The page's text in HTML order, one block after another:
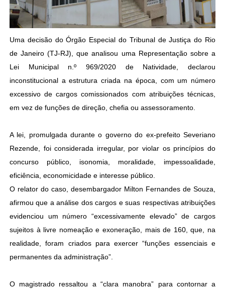
Uma decisão do Órgão Especial do Tribunal de Justiça do Rio
de Janeiro (TJ-RJ), que analisou uma Representação sobre a
Lei Municipal n.º 969/2020 de Natividade, declarou
inconstitucional a estrutura criada na época, com um número
excessivo de cargos comissionados com atribuições técnicas,
em vez de funções de direção, chefia ou assessoramento.
A lei, promulgada durante o governo do ex-prefeito Severiano
Rezende, foi considerada irregular, por violar os princípios do
concurso público, isonomia, moralidade, impessoalidade,
eficiência, economicidade e interesse público.
O relator do caso, desembargador Milton Fernandes de Souza,
afirmou que a análise dos cargos e suas respectivas atribuições
evidenciou um número “excessivamente elevado” de cargos
sujeitos à livre nomeação e exoneração, mais de 160, que, na
realidade, foram criados para exercer “funções essenciais e
permanentes da administração”.
O magistrado ressaltou a “clara manobra” para contornar a